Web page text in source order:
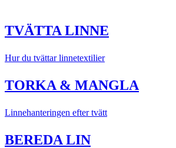
TVÄTTA LINNE
Hur du tvättar linnetextilier
TORKA & MANGLA
Linnehanteringen efter tvätt
BEREDA LIN